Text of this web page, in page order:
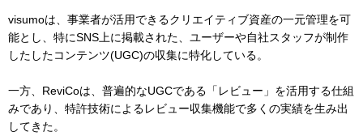
visumoは、事業者が活用できるクリエイティブ資産の一元管理を可
能とし、特にSNS上に掲載された、ユーザーや自社スタッフが制作
したしたコンテンツ(UGC)の収集に特化している。
一方、ReviCoは、普遍的なUGCである「レビュー」を活用する仕組
みであり、特許技術によるレビュー収集機能で多くの実績を生み出
してきた。